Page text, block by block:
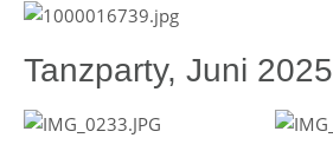
Tanzparty, Juni 2025